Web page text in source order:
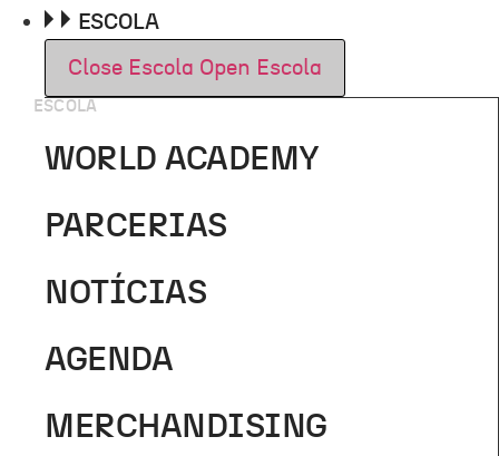
ESCOLA
Close Escola Open Escola
ESCOLA
WORLD ACADEMY
PARCERIAS
NOTÍCIAS
AGENDA
MERCHANDISING